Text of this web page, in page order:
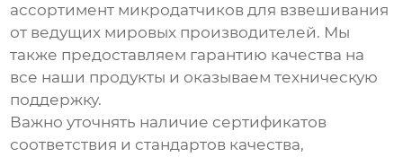
ассортимент микродатчиков для взвешивания
от ведущих мировых производителей. Мы
также предоставляем гарантию качества на
все наши продукты и оказываем техническую
поддержку.
Важно уточнять наличие сертификатов
соответствия и стандартов качества,